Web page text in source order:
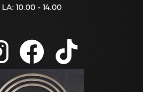
LA: 10.00 - 14.00